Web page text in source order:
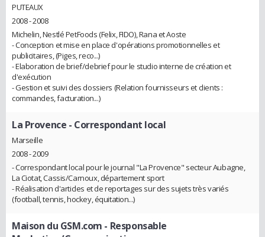
PUTEAUX
2008 - 2008
Michelin, Nestlé PetFoods (Felix, FIDO), Rana et Aoste
- Conception et mise en place d'opérations promotionnelles et
publicitaires, (Piges, reco...)
- Elaboration de brief/debrief pour le studio interne de création et
d'exécution
- Gestion et suivi des dossiers (Relation fournisseurs et clients :
commandes, facturation...)
La Provence - Correspondant local
Marseille
2008 - 2009
- Correspondant local pour le journal "La Provence" secteur Aubagne,
La Ciotat, Cassis/Carnoux, département sport
- Réalisation d'articles et de reportages sur des sujets très variés
(football, tennis, hockey, équitation...)
Maison du GSM.com - Responsable